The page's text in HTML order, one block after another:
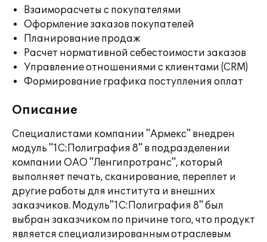
Взаиморасчеты с покупателями
Оформление заказов покупателей
Планирование продаж
Расчет нормативной себестоимости заказов
Управление отношениями с клиентами (CRM)
Формирование графика поступления оплат
Описание
Специалистами компании "Армекс" внедрен
модуль "1С:Полиграфия 8" в подразделении
компании ОАО "Ленгипротранс", который
выполняет печать, сканирование, переплет и
другие работы для института и внешних
заказчиков. Модуль"1С:Полиграфия 8" был
выбран заказчиком по причине того, что продукт
является специализированным отраслевым